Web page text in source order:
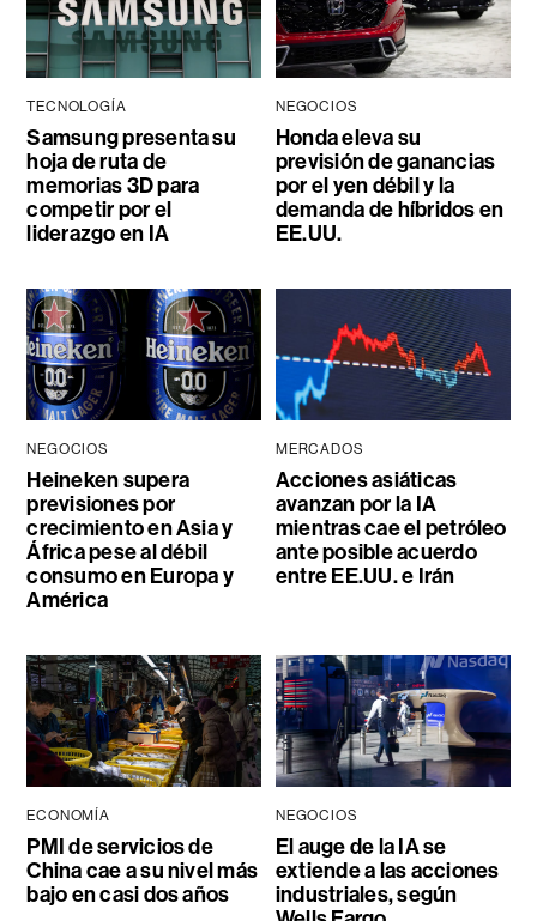
TECNOLOGÍA
Samsung presenta su
hoja de ruta de
memorias 3D para
competir por el
liderazgo en IA
NEGOCIOS
Honda eleva su
previsión de ganancias
por el yen débil y la
demanda de híbridos en
EE.UU.
NEGOCIOS
Heineken supera
previsiones por
crecimiento en Asia y
África pese al débil
consumo en Europa y
América
MERCADOS
Acciones asiáticas
avanzan por la IA
mientras cae el petróleo
ante posible acuerdo
entre EE.UU. e Irán
ECONOMÍA
PMI de servicios de
China cae a su nivel más
bajo en casi dos años
NEGOCIOS
El auge de la IA se
extiende a las acciones
industriales, según